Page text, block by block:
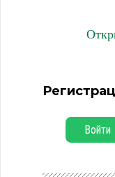
Войти